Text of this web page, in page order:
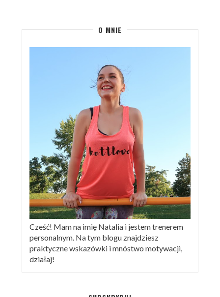
O MNIE
Cześć! Mam na imię Natalia i jestem trenerem
personalnym. Na tym blogu znajdziesz
praktyczne wskazówki i mnóstwo motywacji,
działaj!